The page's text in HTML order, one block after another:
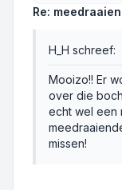
Re:
H_H schreef:
Mooizo!! Er
over die
echt wel een
missen!